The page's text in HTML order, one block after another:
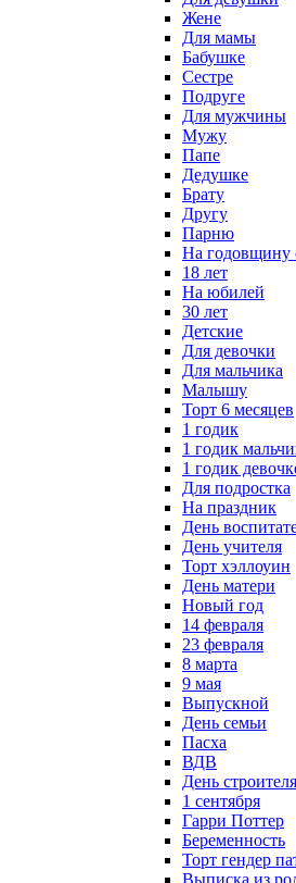
Жене
Для мамы
Бабушке
Сестре
Подруге
Для мужчины
Мужу
Папе
Дедушке
Брату
Другу
Парню
На годовщину
18 лет
На юбилей
30 лет
Детские
Для девочки
Для мальчика
Малышу
Торт 6 месяцев
1 годик
1 годик
1 годик
Для подростка
На праздник
День
День учителя
Торт хэллоуин
День матери
Новый год
14 февраля
23 февраля
8 марта
9 мая
Выпускной
День семьи
Пасха
ВДВ
День строителя
1 сентября
Гарри Поттер
Беременность
Торт гендер
Выписка из